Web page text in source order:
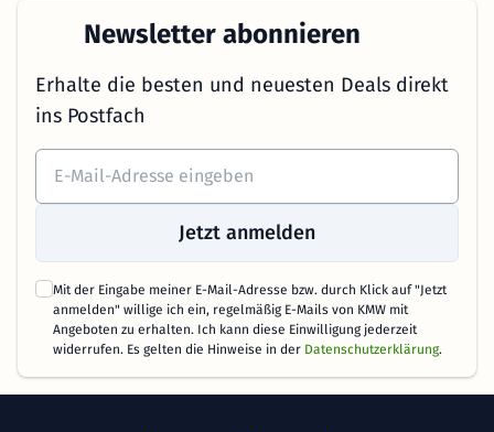
Newsletter abonnieren
Erhalte die besten und neuesten Deals direkt
ins Postfach
Jetzt anmelden
Mit der Eingabe meiner E-Mail-Adresse bzw. durch Klick auf "Jetzt
anmelden" willige ich ein, regelmäßig E-Mails von KMW mit
Angeboten zu erhalten. Ich kann diese Einwilligung jederzeit
widerrufen. Es gelten die Hinweise in der Datenschutzerklärung.